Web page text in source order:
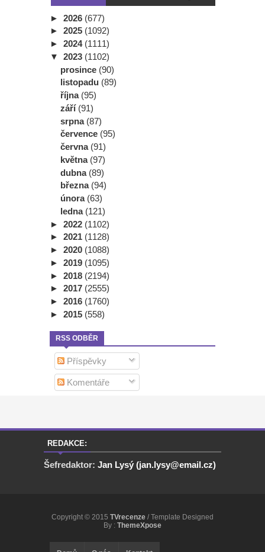
► 2026 (677)
► 2025 (1092)
► 2024 (1111)
▼ 2023 (1102)
prosince (90)
listopadu (89)
října (95)
září (91)
srpna (87)
července (95)
června (91)
května (97)
dubna (89)
března (94)
února (63)
ledna (121)
► 2022 (1102)
► 2021 (1128)
► 2020 (1088)
► 2019 (1095)
► 2018 (2194)
► 2017 (2555)
► 2016 (1760)
► 2015 (558)
RSS ODBĚR
Příspěvky
Komentáře
REDAKCE:
Šefredaktor: Jan Lysý (jan.lysy@email.cz)
Copyright © 2015 TVrecenze / Template Designed
By : ThemeXpose